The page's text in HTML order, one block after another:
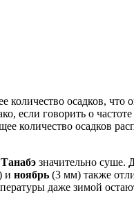
количество осадков,
если говорить о
количество осадков
Танабэ значительно суше.
и ноябрь (3 мм) также
даже зимой